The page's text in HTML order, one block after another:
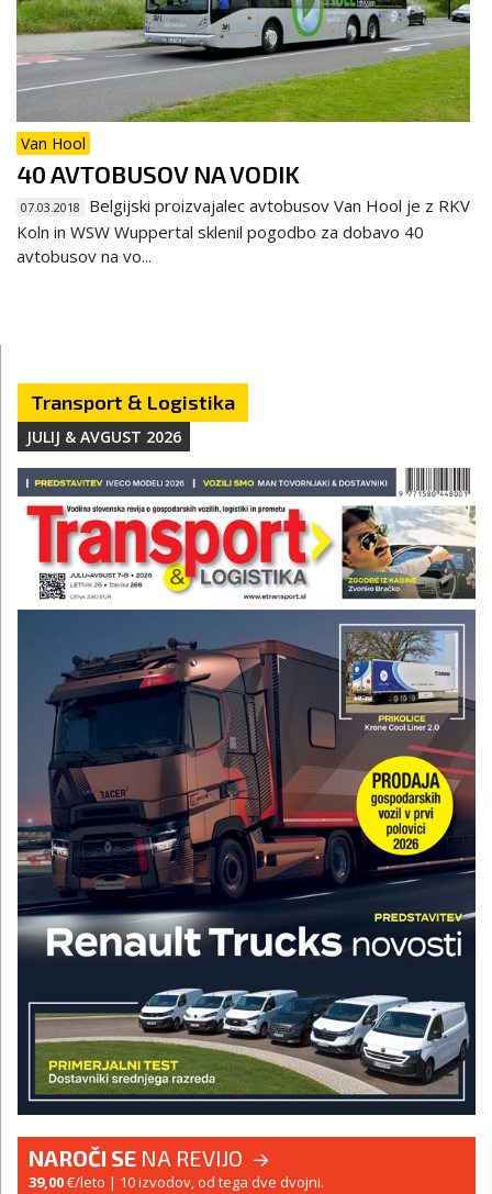
Van Hool
40 AVTOBUSOV NA VODIK
07.03.2018
Belgijski proizvajalec avtobusov Van Hool je z RKV
Koln in WSW Wuppertal sklenil pogodbo za dobavo 40
avtobusov na vo...
Transport & Logistika
JULIJ & AVGUST 2026
NAROČI SE NA REVIJO
39,00€/leto | 10 izvodov, od tega dve dvojni.